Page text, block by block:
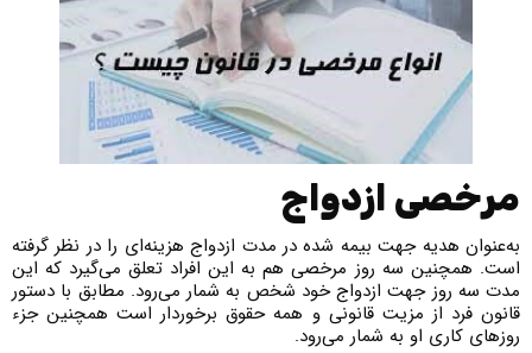
مرخصی ازدواج
به‌عنوان هدیه جهت بیمه شده در مدت ازدواج هزینه‌ای را در نظر گرفته
است. همچنین سه روز مرخصی هم به این افراد تعلق می‌گیرد که این
مدت سه روز جهت ازدواج خود شخص به شمار می‌رود. مطابق با دستور
قانون فرد از مزیت قانونی و همه حقوق برخوردار است همچنین جزء
روزهای کاری او به شمار می‌رود.